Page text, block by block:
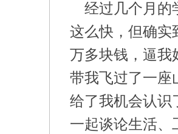
经过几个月的
这么快，但确实
万多块钱，逼我
带我飞过了一座
给了我机会认识
一起谈论生活、